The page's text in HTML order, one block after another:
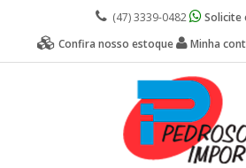
(47) 3339-0482
Solicite
Confira nosso estoque
Minha